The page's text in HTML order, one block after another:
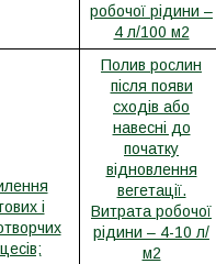
робочої рідини –
4 л/100 м2
і
Полив рослин
після появи
сходів або
навесні до
початку
відновлення
вегетації.
Витрата робочої
рідини – 4-10 л/
м2